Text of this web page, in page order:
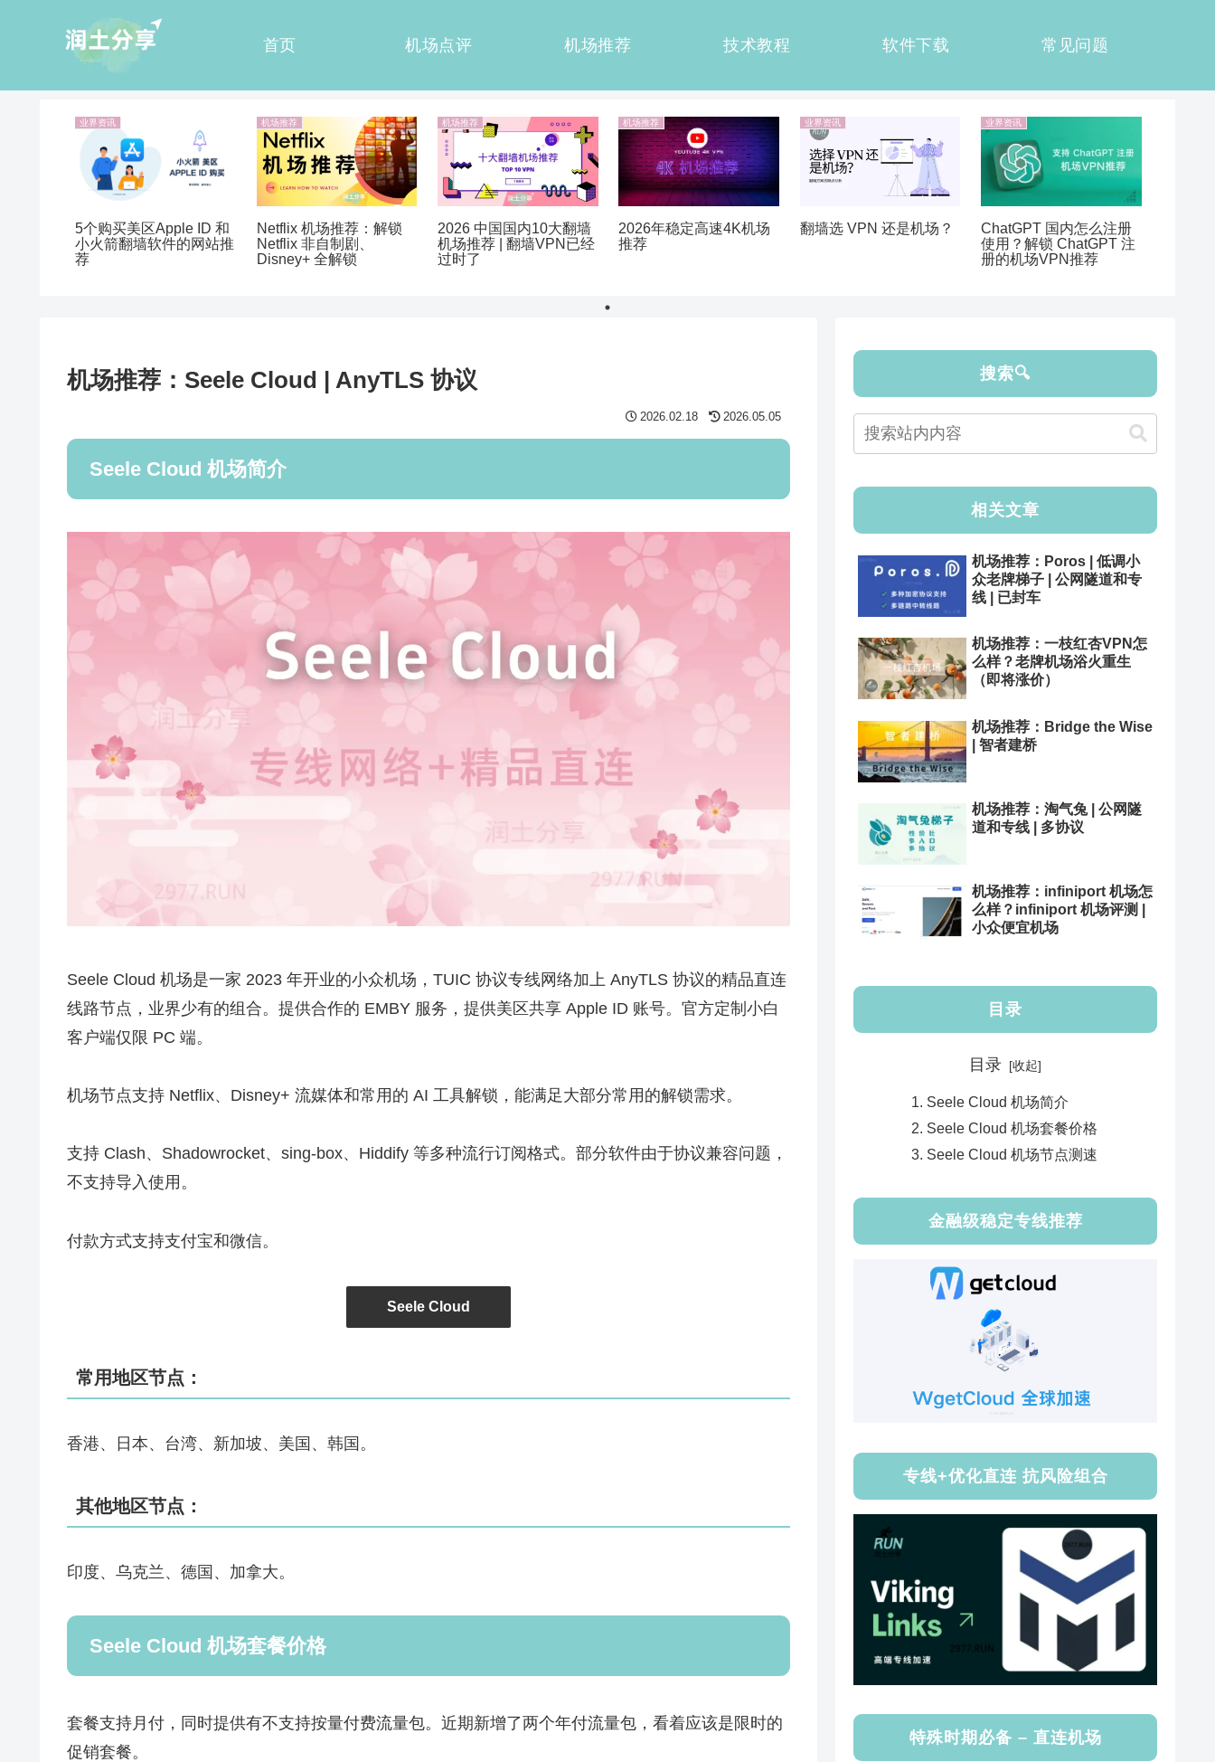
首页 机场点评 机场推荐 技术教程 软件下载 常见问题
业界资讯
5个购买美区Apple ID 和
小火箭翻墙软件的网站推
荐
机场推荐
Netflix 机场推荐：解锁
Netflix 非自制剧、
Disney+ 全解锁
机场推荐
2026 中国国内10大翻墙
机场推荐 | 翻墙VPN已经
过时了
机场推荐
2026年稳定高速4K机场
推荐
业界资讯
翻墙选 VPN 还是机场？
业界资讯
ChatGPT 国内怎么注册
使用？解锁 ChatGPT 注
册的机场VPN推荐
机场推荐：Seele Cloud | AnyTLS 协议
2026.02.18 2026.05.05
Seele Cloud 机场简介
Seele Cloud 机场是一家 2023 年开业的小众机场，TUIC 协议专线网络加上 AnyTLS 协议的精品直连
线路节点，业界少有的组合。提供合作的 EMBY 服务，提供美区共享 Apple ID 账号。官方定制小白
客户端仅限 PC 端。
机场节点支持 Netflix、Disney+ 流媒体和常用的 AI 工具解锁，能满足大部分常用的解锁需求。
支持 Clash、Shadowrocket、sing-box、Hiddify 等多种流行订阅格式。部分软件由于协议兼容问题，
不支持导入使用。
付款方式支持支付宝和微信。
Seele Cloud
常用地区节点：
香港、日本、台湾、新加坡、美国、韩国。
其他地区节点：
印度、乌克兰、德国、加拿大。
Seele Cloud 机场套餐价格
套餐支持月付，同时提供有不支持按量付费流量包。近期新增了两个年付流量包，看着应该是限时的
促销套餐。
搜索🔍
相关文章
机场推荐：Poros | 低调小
众老牌梯子 | 公网隧道和专
线 | 已封车
机场推荐：一枝红杏VPN怎
么样？老牌机场浴火重生
（即将涨价）
机场推荐：Bridge the Wise
| 智者建桥
机场推荐：淘气兔 | 公网隧
道和专线 | 多协议
机场推荐：infiniport 机场怎
么样？infiniport 机场评测 |
小众便宜机场
目录
目录
Seele Cloud 机场简介
Seele Cloud 机场套餐价格
Seele Cloud 机场节点测速
金融级稳定专线推荐
专线+优化直连 抗风险组合
特殊时期必备 – 直连机场